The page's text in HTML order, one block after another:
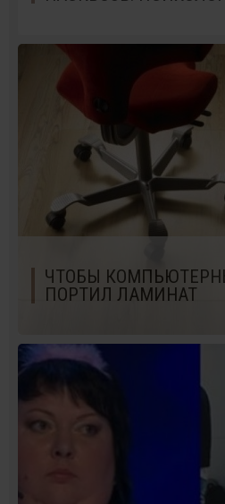
ЧТОБЫ
ПОРТИЛ ЛАМИНАТ